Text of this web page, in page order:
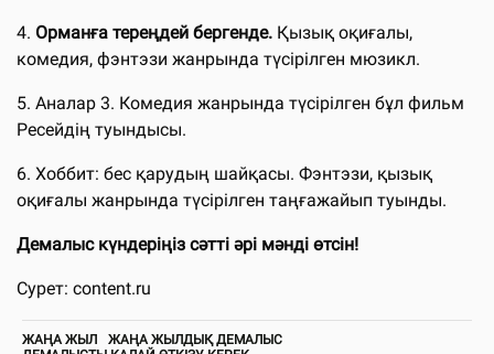
4. Орманға тереңдей бергенде. Қызық оқиғалы,
комедия, фэнтэзи жанрында түсірілген мюзикл.
5. Аналар 3. Комедия жанрында түсірілген бұл фильм
Ресейдің туындысы.
6. Хоббит: бес қарудың шайқасы. Фэнтэзи, қызық
оқиғалы жанрында түсірілген таңғажайып туынды.
Демалыс күндеріңіз сәтті әрі мәнді өтсін!
Сурет: content.ru
ЖАҢА ЖЫЛ
ЖАҢА ЖЫЛДЫҚ ДЕМАЛЫС